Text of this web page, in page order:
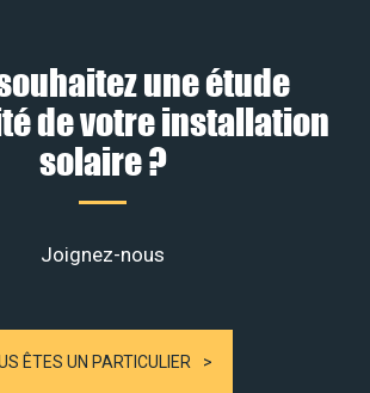
une étude
de votre installation
solaire ?
Joignez-nous
ÊTES UN PARTICULIER